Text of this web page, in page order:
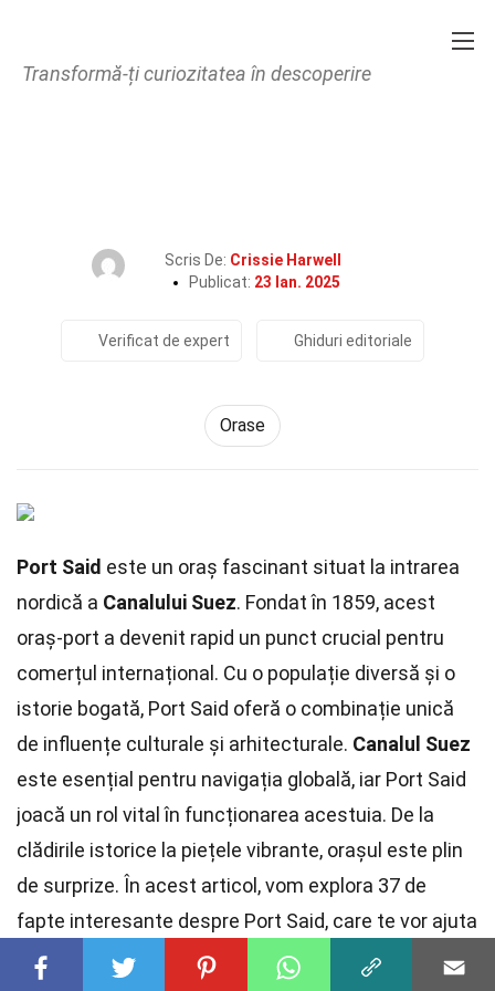
Transformă-ți curiozitatea în descoperire
Scris De: Crissie Harwell
Publicat: 23 Ian. 2025
Verificat de expert Ghiduri editoriale
Orase
Port Said este un oraș fascinant situat la intrarea
nordică a Canalului Suez. Fondat în 1859, acest
oraș-port a devenit rapid un punct crucial pentru
comerțul internațional. Cu o populație diversă și o
istorie bogată, Port Said oferă o combinație unică
de influențe culturale și arhitecturale. Canalul Suez
este esențial pentru navigația globală, iar Port Said
joacă un rol vital în funcționarea acestuia. De la
clădirile istorice la piețele vibrante, orașul este plin
de surprize. În acest articol, vom explora 37 de
fapte interesante despre Port Said, care te vor ajuta
să înțelegi mai bine importanța și farmecul acestui